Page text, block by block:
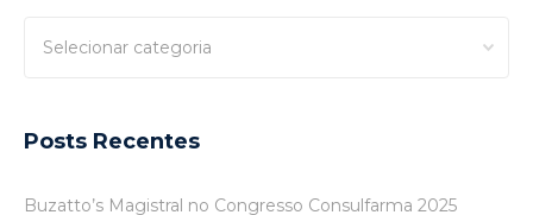
Posts Recentes
Buzatto’s Magistral no Congresso Consulfarma 2025